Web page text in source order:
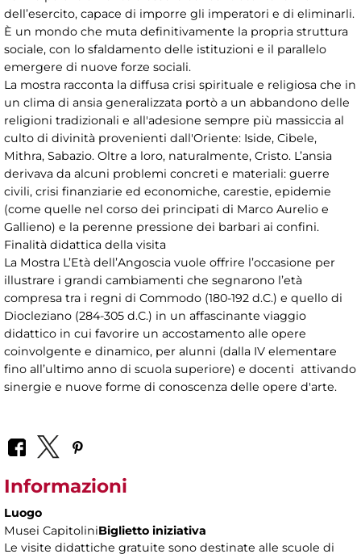
dell’esercito, capace di imporre gli imperatori e di eliminarli.
È un mondo che muta definitivamente la propria struttura
sociale, con lo sfaldamento delle istituzioni e il parallelo
emergere di nuove forze sociali.
La mostra racconta la diffusa crisi spirituale e religiosa che in
un clima di ansia generalizzata portò a un abbandono delle
religioni tradizionali e all'adesione sempre più massiccia al
culto di divinità provenienti dall'Oriente: Iside, Cibele,
Mithra, Sabazio. Oltre a loro, naturalmente, Cristo. L’ansia
derivava da alcuni problemi concreti e materiali: guerre
civili, crisi finanziarie ed economiche, carestie, epidemie
(come quelle nel corso dei principati di Marco Aurelio e
Gallieno) e la perenne pressione dei barbari ai confini.
Finalità didattica della visita
La Mostra L’Età dell’Angoscia vuole offrire l’occasione per
illustrare i grandi cambiamenti che segnarono l’età
compresa tra i regni di Commodo (180-192 d.C.) e quello di
Diocleziano (284-305 d.C.) in un affascinante viaggio
didattico in cui favorire un accostamento alle opere
coinvolgente e dinamico, per alunni (dalla IV elementare
fino all’ultimo anno di scuola superiore) e docenti attivando
sinergie e nuove forme di conoscenza delle opere d'arte.
Informazioni
Luogo
Musei CapitoliniBiglietto iniziativa
Le visite didattiche gratuite sono destinate alle scuole di